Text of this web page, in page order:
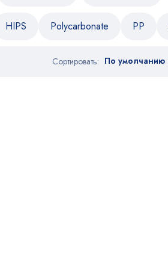
HIPS Polycarbonate PP
Сортировать: По умолчанию